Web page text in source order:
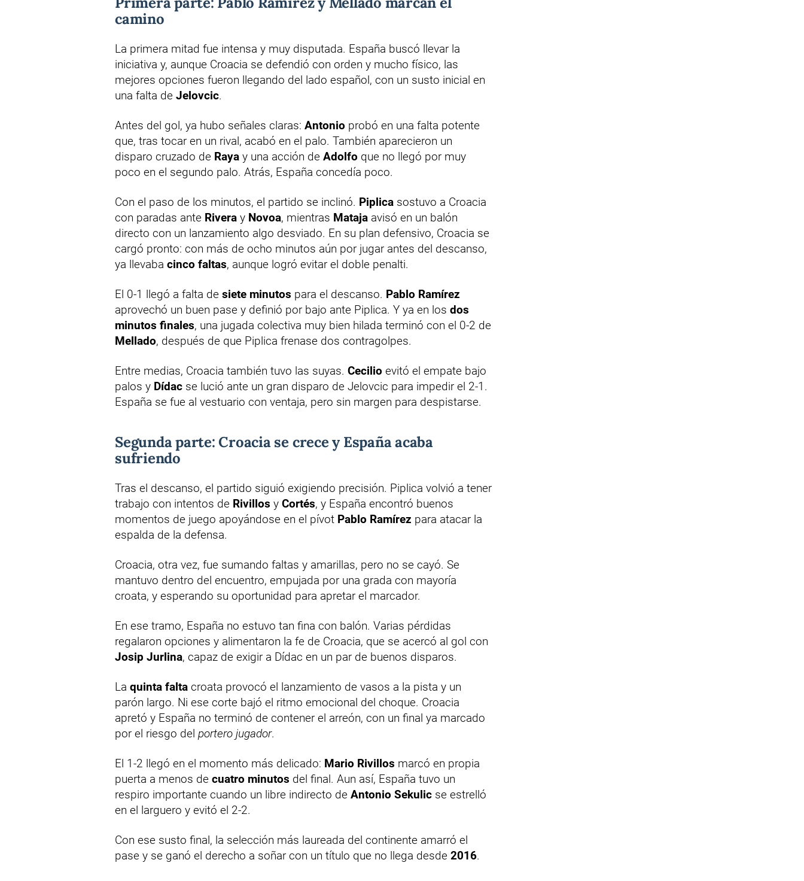
camino
La primera mitad fue intensa y muy disputada. España buscó llevar la
iniciativa y, aunque Croacia se defendió con orden y mucho físico, las
mejores opciones fueron llegando del lado español, con un susto inicial en
una falta de Jelovcic.
Antes del gol, ya hubo señales claras: Antonio probó en una falta potente
que, tras tocar en un rival, acabó en el palo. También aparecieron un
disparo cruzado de Raya y una acción de Adolfo que no llegó por muy
poco en el segundo palo. Atrás, España concedía poco.
Con el paso de los minutos, el partido se inclinó. Piplica sostuvo a Croacia
con paradas ante Rivera y Novoa, mientras Mataja avisó en un balón
directo con un lanzamiento algo desviado. En su plan defensivo, Croacia se
cargó pronto: con más de ocho minutos aún por jugar antes del descanso,
ya llevaba cinco faltas, aunque logró evitar el doble penalti.
El 0-1 llegó a falta de siete minutos para el descanso. Pablo Ramírez
aprovechó un buen pase y definió por bajo ante Piplica. Y ya en los dos
minutos finales, una jugada colectiva muy bien hilada terminó con el 0-2 de
Mellado, después de que Piplica frenase dos contragolpes.
Entre medias, Croacia también tuvo las suyas. Cecilio evitó el empate bajo
palos y Dídac se lució ante un gran disparo de Jelovcic para impedir el 2-1.
España se fue al vestuario con ventaja, pero sin margen para despistarse.
Segunda parte: Croacia se crece y España acaba
sufriendo
Tras el descanso, el partido siguió exigiendo precisión. Piplica volvió a tener
trabajo con intentos de Rivillos y Cortés, y España encontró buenos
momentos de juego apoyándose en el pívot Pablo Ramírez para atacar la
espalda de la defensa.
Croacia, otra vez, fue sumando faltas y amarillas, pero no se cayó. Se
mantuvo dentro del encuentro, empujada por una grada con mayoría
croata, y esperando su oportunidad para apretar el marcador.
En ese tramo, España no estuvo tan fina con balón. Varias pérdidas
regalaron opciones y alimentaron la fe de Croacia, que se acercó al gol con
Josip Jurlina, capaz de exigir a Dídac en un par de buenos disparos.
La quinta falta croata provocó el lanzamiento de vasos a la pista y un
parón largo. Ni ese corte bajó el ritmo emocional del choque. Croacia
apretó y España no terminó de contener el arreón, con un final ya marcado
por el riesgo del portero jugador.
El 1-2 llegó en el momento más delicado: Mario Rivillos marcó en propia
puerta a menos de cuatro minutos del final. Aun así, España tuvo un
respiro importante cuando un libre indirecto de Antonio Sekulic se estrelló
en el larguero y evitó el 2-2.
Con ese susto final, la selección más laureada del continente amarró el
pase y se ganó el derecho a soñar con un título que no llega desde 2016.